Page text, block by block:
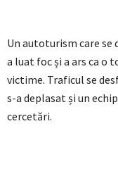
Un autoturism care se
a luat foc și a ars ca o
victime. Traficul se
s-a deplasat și un
cercetări.